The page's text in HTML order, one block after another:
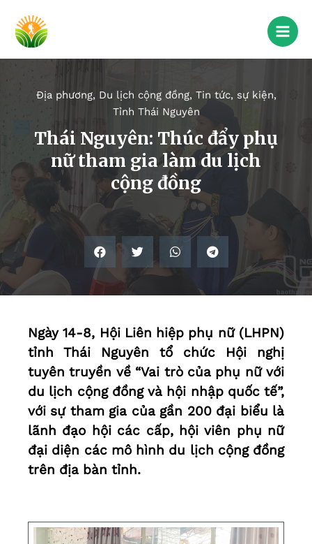
Địa phương, Du lịch cộng đồng, Tin tức, sự kiện,
Tỉnh Thái Nguyên
Thái Nguyên: Thúc đẩy phụ
nữ tham gia làm du lịch
cộng đồng
Ngày 14-8, Hội Liên hiệp phụ nữ (LHPN)
tỉnh Thái Nguyên tổ chức Hội nghị
tuyên truyền về “Vai trò của phụ nữ với
du lịch cộng đồng và hội nhập quốc tế”,
với sự tham gia của gần 200 đại biểu là
lãnh đạo hội các cấp, hội viên phụ nữ
đại diện các mô hình du lịch cộng đồng
trên địa bàn tỉnh.